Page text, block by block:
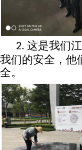
2. 这是我们
我们的安全，他
全。